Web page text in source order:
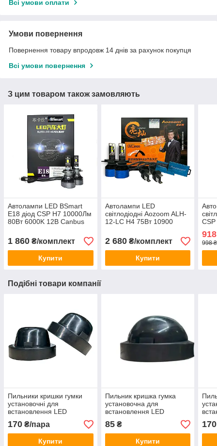
Всі умови оплати
Умови повернення
Повернення товару впродовж 14 днів за рахунок покупця
Всі умови повернення
З цим товаром також замовляють
Автолампи LED BSmart
E18 діод CSP H7 10000Лм
80Вт 6000K 12В Canbus
1 860 ₴/комплект
Купити
Автолампи LED
світлодіодні Aozoom ALH-
12-LC H4 75Вт 10900
2 680₴/комплект
Купити
918
998
Подібні товари компанії
Пильники кришки гумки
установочні для
встановлення LED
95 мм (151004)
170 ₴/пара
Купити
Пильник кришка гумка
установочна для
встановлення LED
105 мм (1510061)
85₴
Купити
90
170